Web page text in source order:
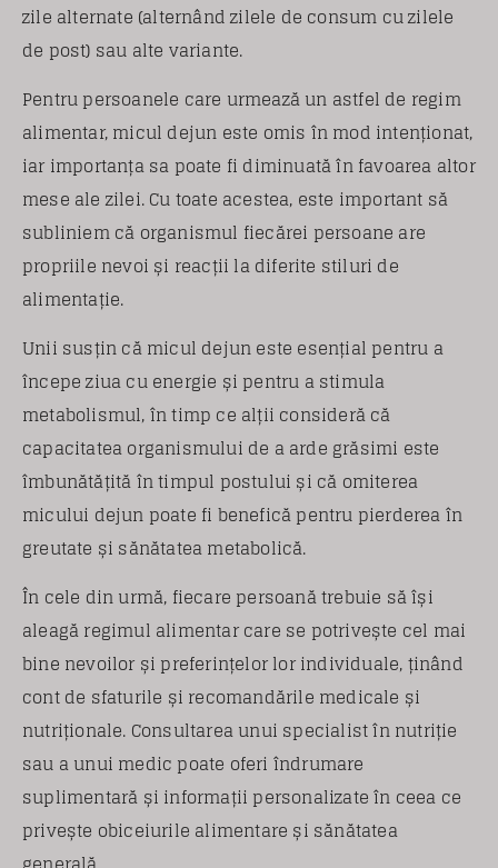
zile alternate (alternând zilele de consum cu zilele
de post) sau alte variante.
Pentru persoanele care urmează un astfel de regim
alimentar, micul dejun este omis în mod intenționat,
iar importanța sa poate fi diminuată în favoarea altor
mese ale zilei. Cu toate acestea, este important să
subliniem că organismul fiecărei persoane are
propriile nevoi și reacții la diferite stiluri de
alimentație.
Unii susțin că micul dejun este esențial pentru a
începe ziua cu energie și pentru a stimula
metabolismul, în timp ce alții consideră că
capacitatea organismului de a arde grăsimi este
îmbunătățită în timpul postului și că omiterea
micului dejun poate fi benefică pentru pierderea în
greutate și sănătatea metabolică.
În cele din urmă, fiecare persoană trebuie să își
aleagă regimul alimentar care se potrivește cel mai
bine nevoilor și preferințelor lor individuale, ținând
cont de sfaturile și recomandările medicale și
nutriționale. Consultarea unui specialist în nutriție
sau a unui medic poate oferi îndrumare
suplimentară și informații personalizate în ceea ce
privește obiceiurile alimentare și sănătatea